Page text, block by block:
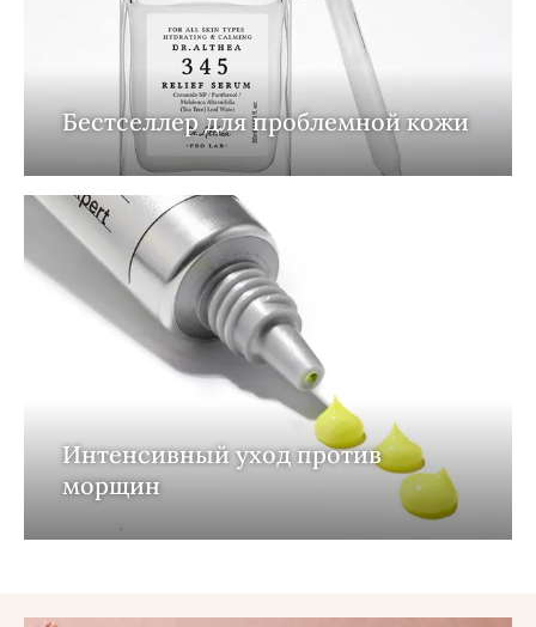
Бестселлер для проблемной кожи
Интенсивный уход против
морщин